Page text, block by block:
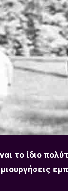
το ίδιο